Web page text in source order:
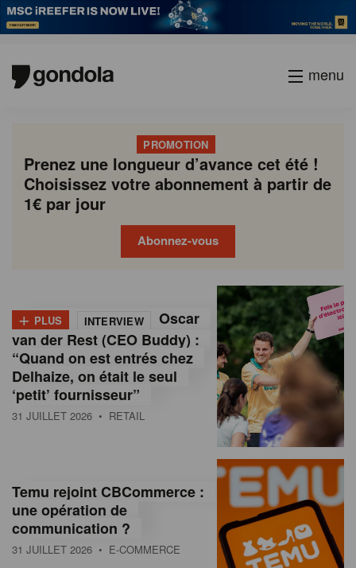
menu
PROMOTION
Prenez une longueur d’avance cet été !
Choisissez votre abonnement à partir de
1€ par jour
Abonnez-vous
o
n
d
o
M
a
g
+ PLUS INTERVIEW
Oscar
van der Rest (CEO Buddy) :
“Quand on est entrés chez
Delhaize, on était le seul
‘petit’ fournisseur”
31 JUILLET 2026 • RETAIL
Temu rejoint CBCommerce :
une opération de
communication ?
31 JUILLET 2026 • E-COMMERCE